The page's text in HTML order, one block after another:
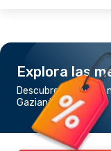
Explora las
Descubre los vuelos
Gaziantep